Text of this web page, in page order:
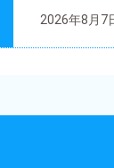
2026年8月7